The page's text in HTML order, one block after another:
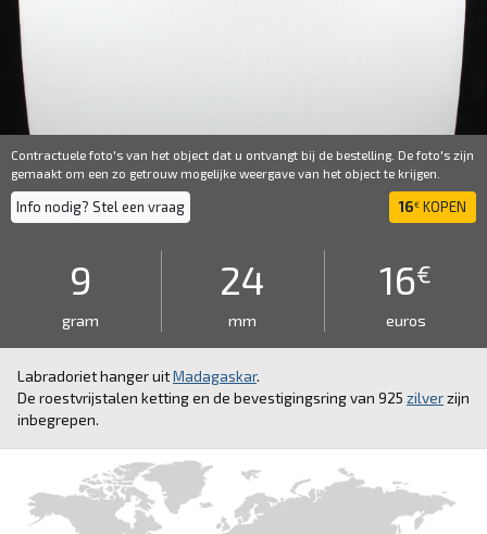
Contractuele foto's van het object dat u ontvangt bij de bestelling. De foto's zijn
gemaakt om een ​​zo getrouw mogelijke weergave van het object te krijgen.
Info nodig? Stel een vraag 16€ KOPEN
9
gram
24
mm
16€
euros
Labradoriet hanger uitMadagaskar.
De roestvrijstalen ketting en de bevestigingsring van 925 zilverzijn
inbegrepen.